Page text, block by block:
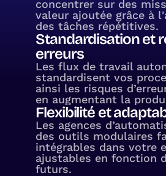
concentrer sur des
valeur ajoutée grâce à
des tâches répétitives.
Standardisation et
erreurs
Les flux de travail
standardisent vos
ainsi les risques
en augmentant la
Flexibilité et
Les agences
des outils modulaires
intégrables dans votre
ajustables en fonction
futurs.